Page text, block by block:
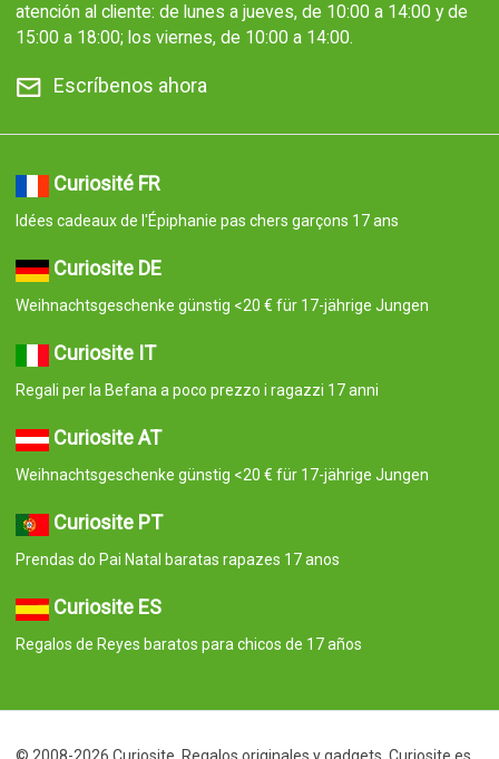
atención al cliente: de lunes a jueves, de 10:00 a 14:00 y de
15:00 a 18:00; los viernes, de 10:00 a 14:00.
Escríbenos ahora
Curiosité FR
Idées cadeaux de l'Épiphanie pas chers garçons 17 ans
Curiosite DE
Weihnachtsgeschenke günstig <20 € für 17-jährige Jungen
Curiosite IT
Regali per la Befana a poco prezzo i ragazzi 17 anni
Curiosite AT
Weihnachtsgeschenke günstig <20 € für 17-jährige Jungen
Curiosite PT
Prendas do Pai Natal baratas rapazes 17 anos
Curiosite ES
Regalos de Reyes baratos para chicos de 17 años